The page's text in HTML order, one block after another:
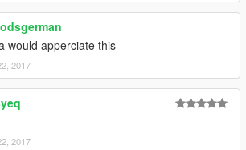
would apperciate this
2017
2017